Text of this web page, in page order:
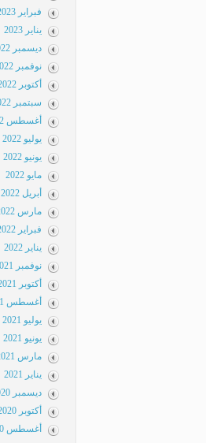
فبراير 2023
يناير 2023
ديسمبر 2022
نوفمبر 2022
أكتوبر 2022
سبتمبر 2022
أغسطس 2022
يوليو 2022
يونيو 2022
مايو 2022
أبريل 2022
مارس 2022
فبراير 2022
يناير 2022
نوفمبر 2021
أكتوبر 2021
أغسطس 2021
يوليو 2021
يونيو 2021
مارس 2021
يناير 2021
ديسمبر 2020
أكتوبر 2020
أغسطس 2020